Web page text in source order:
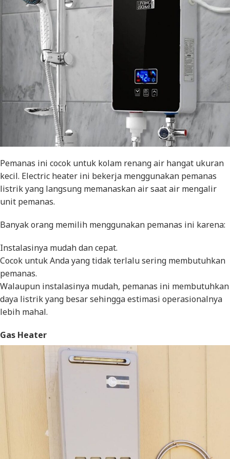
Pemanas ini cocok untuk kolam renang air hangat ukuran
kecil. Electric heater ini bekerja menggunakan pemanas
listrik yang langsung memanaskan air saat air mengalir
unit pemanas.
Banyak orang memilih menggunakan pemanas ini karena:
Instalasinya mudah dan cepat.
Cocok untuk Anda yang tidak terlalu sering membutuhkan
pemanas.
Walaupun instalasinya mudah, pemanas ini membutuhkan
daya listrik yang besar sehingga estimasi operasionalnya
lebih mahal.
Gas Heater